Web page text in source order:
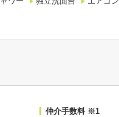
仲介手数料 ※1